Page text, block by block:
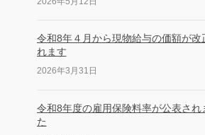
令和8年４月から現物給与の価額が改
れます
2026年3月31日
令和8年度の雇用保険料率が公表され
た